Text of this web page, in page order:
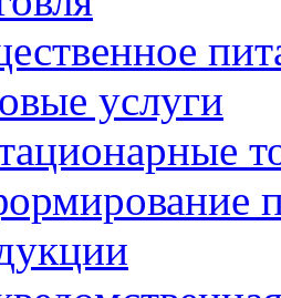
услуги